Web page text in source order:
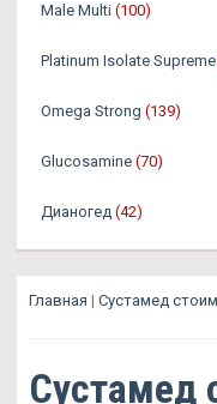
Male Multi (100)
Platinum Isolate Supreme
Omega Strong (139)
Glucosamine (70)
Дианогед (42)
Главная | Сустамед
Сустамед